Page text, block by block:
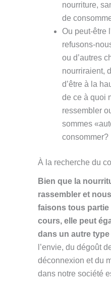
nourriture,
de
Ou peut-être
refusons-
ou d’autres
nourriraient,
d’être à la
de ce à quoi
ressembler
sommes
consommer?
À la recherche du
Bien que la
rassembler et
faisons tous partie
cours, elle peut
dans un autre
l’envie, du dégoût
déconnexion et du
dans notre société